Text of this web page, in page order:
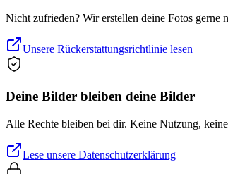
Nicht zufrieden? Wir erstellen deine Fotos gerne
Unsere Rückerstattungsrichtlinie lesen
Deine Bilder bleiben deine Bilder
Alle Rechte bleiben bei dir. Keine Nutzung,
Lese unsere Datenschutzerklärung